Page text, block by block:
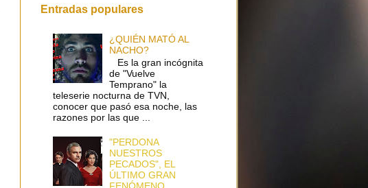
Entradas populares
¿QUIÉN MATÓ AL
NACHO?
Es la gran incógnita
de "Vuelve
Temprano" la
teleserie nocturna de TVN,
conocer que pasó esa noche, las
razones por las que ...
"PERDONA
NUESTROS
PECADOS", EL
ÚLTIMO GRAN